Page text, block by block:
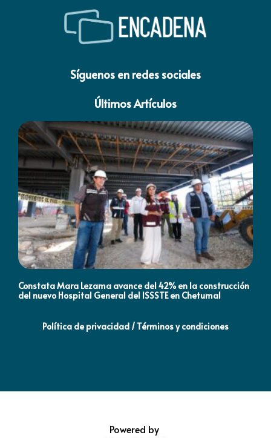
Síguenos en redes sociales
Últimos Artículos
Constata Mara Lezama avance del 42% en la construcción
del nuevo Hospital General del ISSSTE en Chetumal
Política de privacidad / Términos y condiciones
Powered by